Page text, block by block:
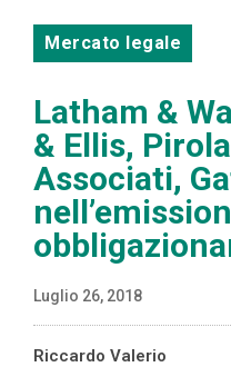
Mercato legale
Latham &
& Ellis,
Associati,
Luglio 26, 2018
Riccardo Valerio